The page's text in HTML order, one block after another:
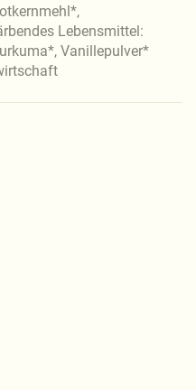
Lebensmittel:
Vanillepulver*